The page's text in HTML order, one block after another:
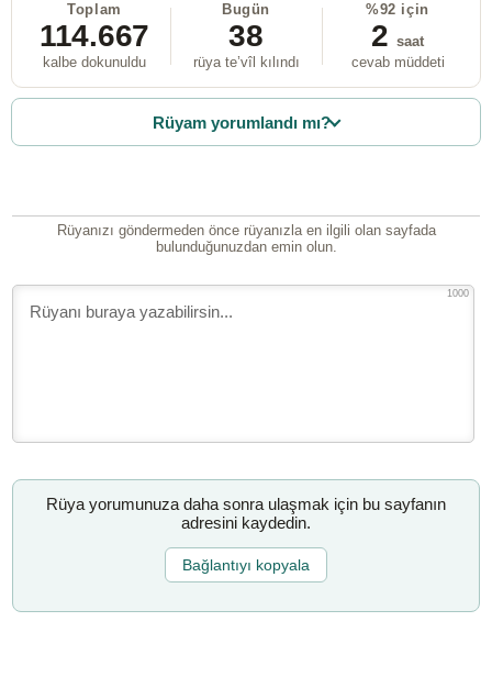
Toplam
114.667
kalbe dokunuldu
Bugün
38
rüya te’vîl kılındı
%92 için
2 saat
cevab müddeti
Rüyam yorumlandı mı?
Rüyanızı göndermeden önce rüyanızla en ilgili olan sayfada
bulunduğunuzdan emin olun.
1000
Rüya yorumunuza daha sonra ulaşmak için bu sayfanın
adresini kaydedin.
Bağlantıyı kopyala